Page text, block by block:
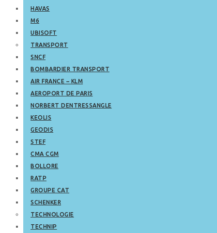
HAVAS
M6
UBISOFT
TRANSPORT
SNCF
BOMBARDIER TRANSPORT
AIR FRANCE – KLM
AEROPORT DE PARIS
NORBERT DENTRESSANGLE
KEOLIS
GEODIS
STEF
CMA CGM
BOLLORE
RATP
GROUPE CAT
SCHENKER
TECHNOLOGIE
TECHNIP